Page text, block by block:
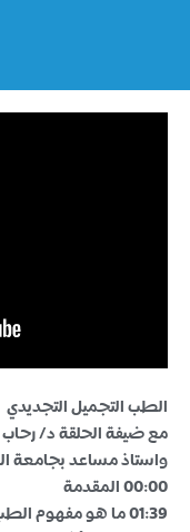
الطب التجميل التجديدي
مع ضيفة الحلقة د/ رحاب
واستاذ مساعد بجامعة
00:00 المقدمة
01:39 ما هو مفهوم الطب التجميلي التجددي ؟